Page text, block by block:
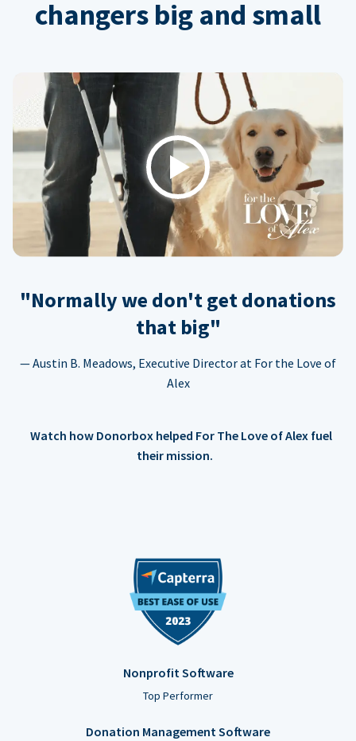
changers big and small
Play
"Normally we don't get donations
that big"
— Austin B. Meadows, Executive Director at For the Love of
Alex
Watch how Donorbox helped For The Love of Alex fuel
their mission.
Nonprofit Software
Top Performer
Donation Management Software